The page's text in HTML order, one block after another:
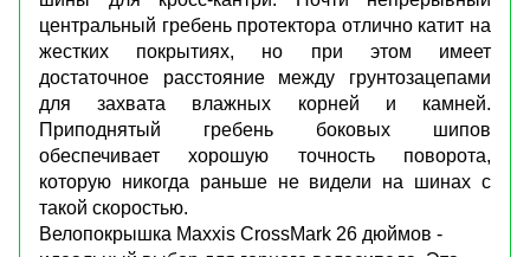
центральный гребень протектора отлично катит на
жестких покрытиях, но при этом имеет
достаточное расстояние между грунтозацепами
для захвата влажных корней и камней.
Приподнятый гребень боковых шипов
обеспечивает хорошую точность поворота,
которую никогда раньше не видели на шинах с
такой скоростью.
Велопокрышка Maxxis CrossMark 26 дюймов -